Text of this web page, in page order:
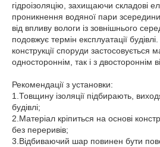
гідроізоляцію, захищаючи складові
проникнення водяної пари
від впливу вологи із зовнішнього
подовжує термін експлуатації
конструкції споруди застосовується
одностороннім, так і з двостороннім
Рекомендації з установки:
1.Товщину ізоляції підбирають,
будівлі;
2.Матеріал кріпиться на основі
без переривів;
3.Відбиваючий шар повинен бути